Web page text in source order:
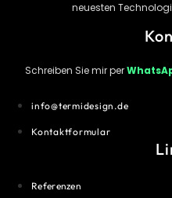
neuesten
Schreiben Sie mir per
info@termidesign.de
Kontaktformular
Referenzen